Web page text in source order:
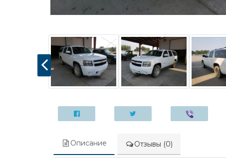
Описание Отзывы (0)